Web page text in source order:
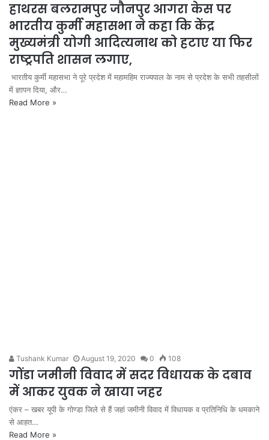
हाथरस बलरामपुर जौनपुर आगरा केस पर
भारतीय कुर्मी महासभा ने कहा कि केंद्र
मुख्यमंत्री योगी आदित्यनाथ को हटाए या फिर
राष्ट्रपति शासन लगाए,
भारतीय कुर्मी महासभा ने पूरे प्रदेश में महामहिम राज्यपाल के नाम से प्रदेश के सभी तहसीलों
में ज्ञापन दिया, और…
Read More »
Tushank Kumar August 19, 2020 0 108
गोंडा जमीनी विवाद में सदर विधायक के दबाव
में आकर युवक ने खाया जहर
एंकर – खबर यूपी के गोण्डा जिले से हैं जहां जमीनी विवाद में विधायक व प्रतिनिधि के धमकाने
से आहत…
Read More »